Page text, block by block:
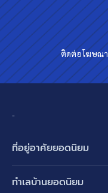
ติดต่อโฆษณ
-
ที่อยู่อาศัยยอดนิยม
ทำเลบ้านยอดนิยม